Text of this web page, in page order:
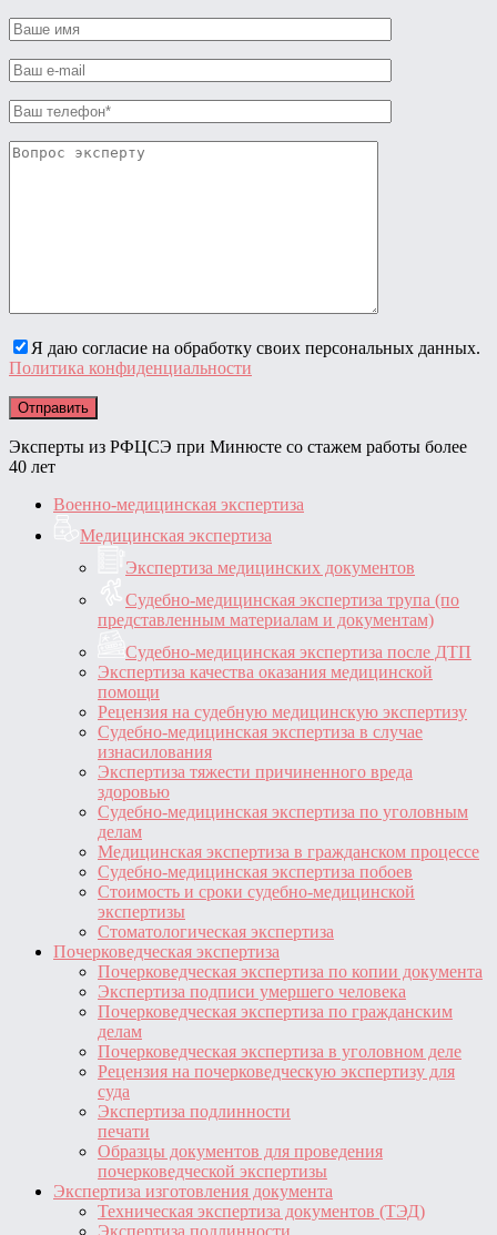
Я даю согласие на обработку своих персональных данных.
Политика конфиденциальности
Эксперты из РФЦСЭ при Минюсте со стажем работы более
40 лет
Военно-медицинская экспертиза
Медицинская экспертиза
Экспертиза медицинских документов
Судебно-медицинская экспертиза трупа (по
представленным материалам и документам)
Судебно-медицинская экспертиза после ДТП
Экспертиза качества оказания медицинской
помощи
Рецензия на судебную медицинскую экспертизу
Судебно-медицинская экспертиза в случае
изнасилования
Экспертиза тяжести причиненного вреда
здоровью
Судебно-медицинская экспертиза по уголовным
делам
Медицинская экспертиза в гражданском процессе
Судебно-медицинская экспертиза побоев
Стоимость и сроки судебно-медицинской
экспертизы
Стоматологическая экспертиза
Почерковедческая экспертиза
Почерковедческая экспертиза по копии документа
Экспертиза подписи умершего человека
Почерковедческая экспертиза по гражданским
делам
Почерковедческая экспертиза в уголовном деле
Рецензия на почерковедческую экспертизу для
суда
Экспертиза подлинности
печати
Образцы документов для проведения
почерковедческой экспертизы
Экспертиза изготовления документа
Техническая экспертиза документов (ТЭД)
Экспертиза подлинности